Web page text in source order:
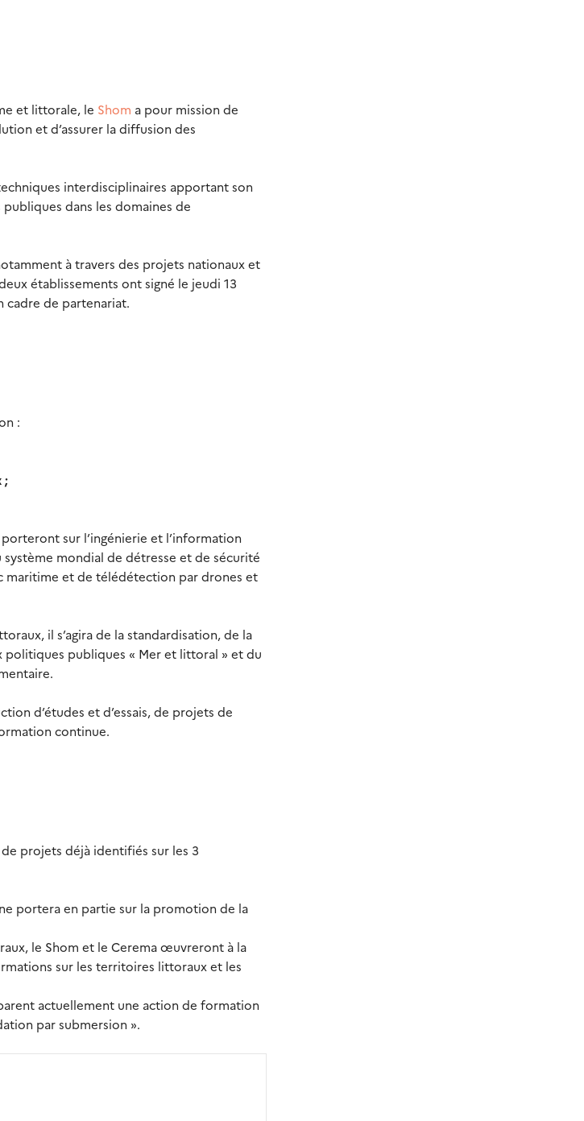
et littorale, le Shom a pour mission de
et d’assurer la diffusion des
interdisciplinaires apportant son
dans les domaines de
à travers des projets nationaux et
établissements ont signé le jeudi 13
cadre de partenariat.
:
;
sur l’ingénierie et l’information
mondial de détresse et de sécurité
maritime et de télédétection par drones et
il s’agira de la standardisation, de la
publiques « Mer et littoral » et du
d’études et d’essais, de projets de
continue.
projets déjà identifiés sur les 3
portera en partie sur la promotion de la
le Shom et le Cerema œuvreront à la
sur les territoires littoraux et les
actuellement une action de formation
par submersion ».